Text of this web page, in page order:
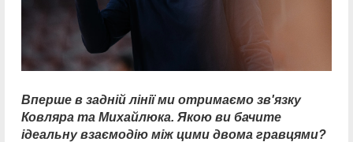
Вперше в задній лінії ми отримаємо зв'язку
Ковляра та Михайлюка. Якою ви бачите
ідеальну взаємодію між цими двома гравцями?